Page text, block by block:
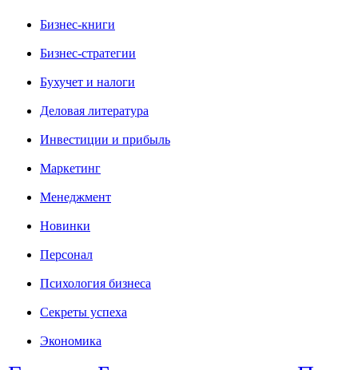
Бизнес-книги
Бизнес-стратегии
Бухучет и налоги
Деловая литература
Инвестиции и прибыль
Маркетинг
Менеджмент
Новинки
Персонал
Психология бизнеса
Секреты успеха
Экономика